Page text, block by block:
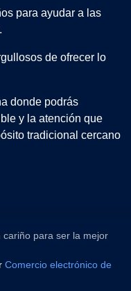
para ayudar a las
de ofrecer lo
donde podrás
y la atención que
tradicional cercano
para ser la mejor
Comercio electrónico de